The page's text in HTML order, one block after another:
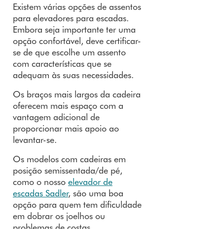
Existem várias opções de assentos
para elevadores para escadas.
Embora seja importante ter uma
opção confortável, deve certificar-
se de que escolhe um assento
com características que se
adequam às suas necessidades.
Os braços mais largos da cadeira
oferecem mais espaço com a
vantagem adicional de
proporcionar mais apoio ao
levantar-se.
Os modelos com cadeiras em
posição semissentada/de pé,
como o nosso elevador de
escadas Sadler, são uma boa
opção para quem tem dificuldade
em dobrar os joelhos ou